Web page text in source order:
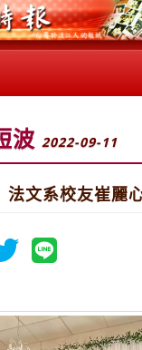
波 2022-09-11
法文系校友崔麗